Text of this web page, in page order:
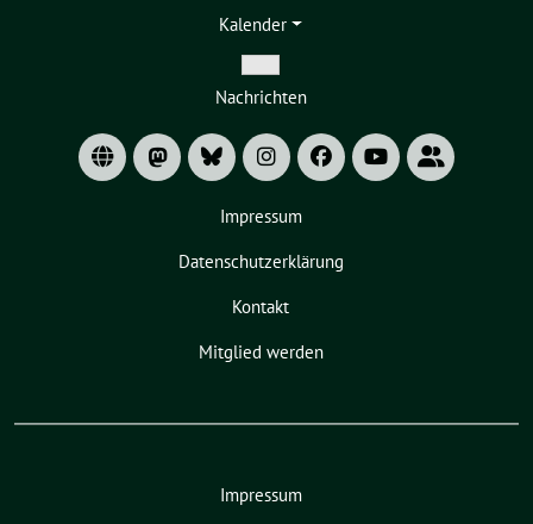
Kalender
Zeige
Untermenü
Nachrichten
Impressum
Datenschutzerklärung
Kontakt
Mitglied werden
Impressum